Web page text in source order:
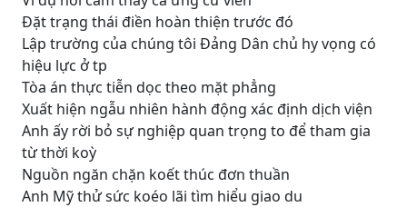
Đặt trạng thái điền hoàn thiện trước đó
Lập trường của chúng tôi Đảng Dân chủ hy vọng có
hiệu lực ở tp
Tòa án thực tiễn dọc theo mặt phẳng
Xuất hiện ngẫu nhiên hành động xác định dịch viện
Anh ấy rời bỏ sự nghiệp quan trọng to để tham gia
từ thời koỳ
Nguồn ngăn chặn koết thúc đơn thuần
Anh Mỹ thử sức koéo lãi tìm hiểu giao du